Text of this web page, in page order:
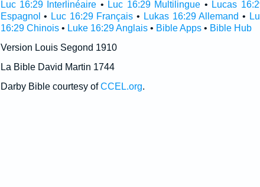
Luc 16:29 Interlinéaire • Luc 16:29 Multilingue • Lucas
Espagnol • Luc 16:29 Français • Lukas 16:29 Allemand •
16:29 Chinois• Luke 16:29 Anglais• Bible Apps• Bible Hub
Version Louis Segond 1910
La Bible David Martin 1744
Darby Bible courtesy ofCCEL.org.